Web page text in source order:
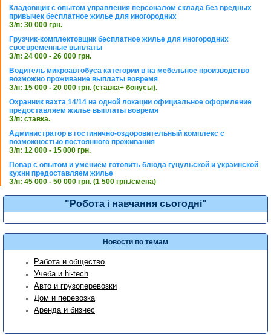
Кладовщик с опытом управления персоналом склада без вредных
привычек бесплатное жилье для иногородних
З/п: 30 000 грн.
Грузчик-комплектовщик бесплатное жилье для иногородних
своевременные выплаты
З/п: 24 000 - 26 000 грн.
Водитель микроавтобуса категории в на мебельное производство
возможно проживание выплаты вовремя
З/п: 15 000 - 20 000 грн. (ставка+ бонусы).
Охранник вахта 14/14 на одной локации официальное оформление
предоставляем жилье выплаты вовремя
З/п: ставка.
Администратор в гостинично-оздоровительный комплекс с
возможностью постоянного проживания
З/п: 12 000 - 15 000 грн.
Повар с опытом и умением готовить блюда гуцульской и украинской
кухни предоставляем жилье
З/п: 45 000 - 50 000 грн. (1 500 грн./смена)
"Робота і навчання сьогодні"
Новости по темам
Работа и общество
Учеба и hi-tech
Авто и грузоперевозки
Дом и перевозка
Аренда и бизнес